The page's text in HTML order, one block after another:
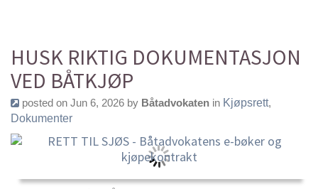
HUSK RIKTIG DOKUMENTASJON
VED BÅTKJØP
posted on Jun 6, 2026 by Båtadvokaten in Kjøpsrett,
Dokumenter